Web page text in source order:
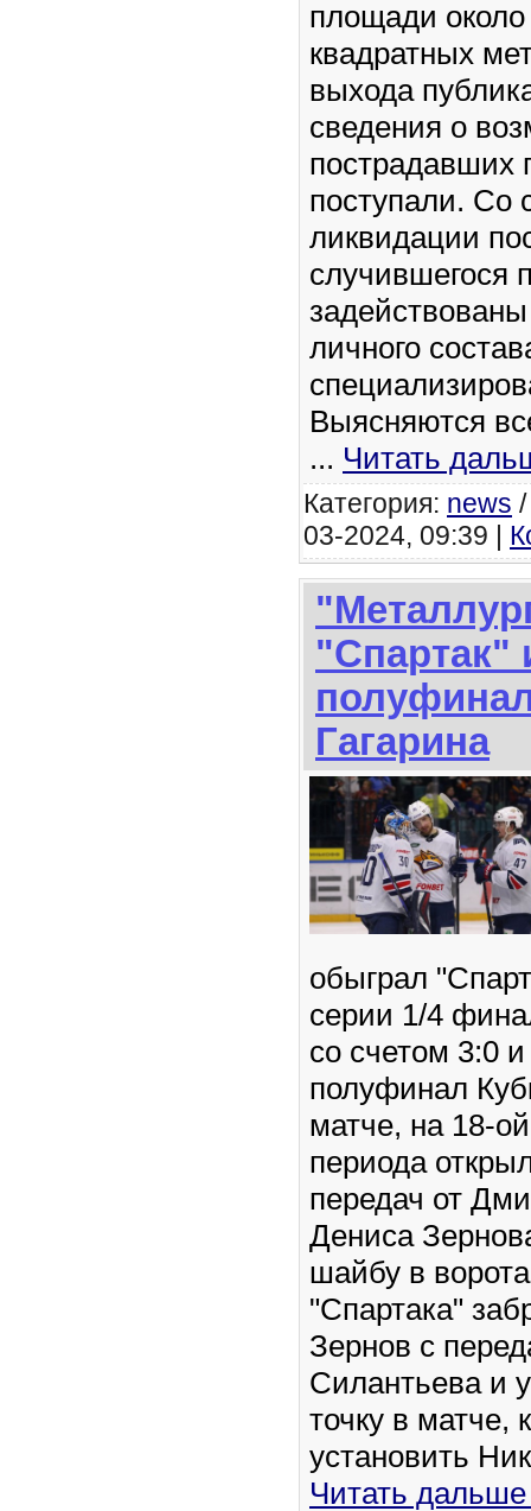
площади
квадратных
выхода
сведения о
пострадавших
поступали. Со
ликвидации
случившегося
личного
Выясняются
... Читать
Категория: news
03-2024, 09:39 |
Гагарина
обыграл
серии 1/4
со счетом 3:0
полуфинал
матче, на 18-
периода
передач от
Дениса
шайбу в
"Спартака"
Зернов с
Силантьева и
точку в матче,
установить
Читать